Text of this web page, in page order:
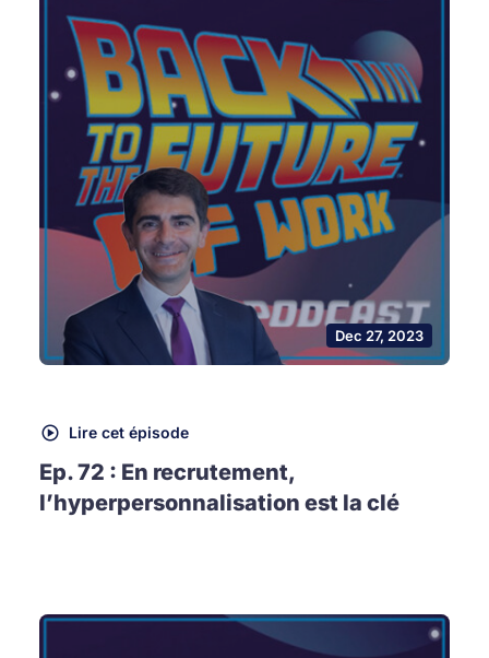
Dec 27, 2023
Lire cet épisode
Ep. 72 : En recrutement,
l’hyperpersonnalisation est la clé